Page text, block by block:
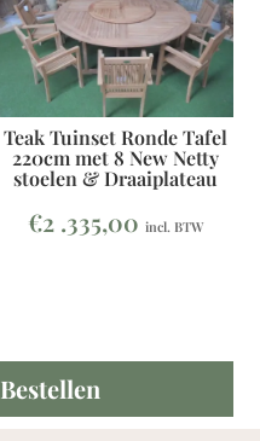
Teak Tuinset Ronde Tafel
220cm met 8 New Netty
stoelen & Draaiplateau
€2 .335,00 incl. BTW
Bestellen